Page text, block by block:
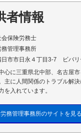
者情報
会保険労務士
務管理事務所
日市市日永４丁目3-7 ビバリ
心に三重県北中部、名古屋
主に人間関係のトラブル解
を入れています。
務管理事務所のサイトを見